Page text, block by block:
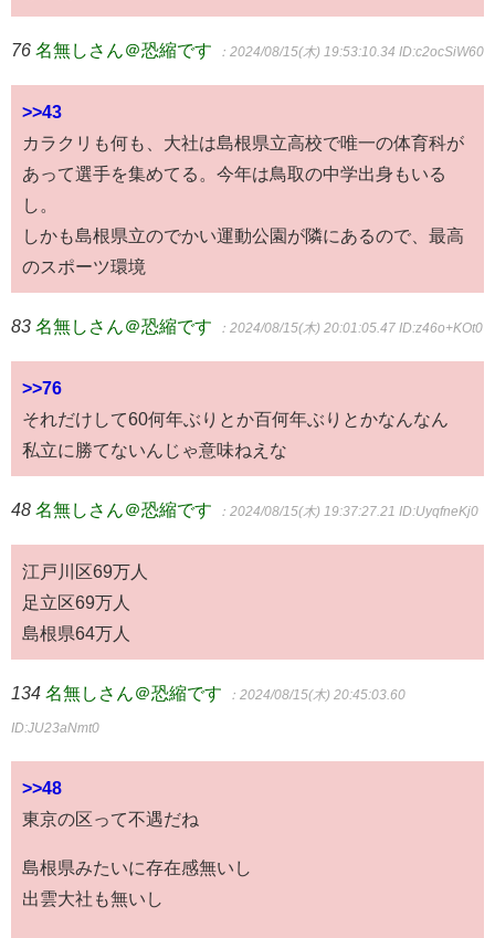
76 名無しさん＠恐縮です ：2024/08/15(木) 19:53:10.34 ID:c2ocSiW60
>>43
カラクリも何も、大社は島根県立高校で唯一の体育科が
あって選手を集めてる。今年は鳥取の中学出身もいる
し。
しかも島根県立のでかい運動公園が隣にあるので、最高
のスポーツ環境
83 名無しさん＠恐縮です ：2024/08/15(木) 20:01:05.47 ID:z46o+KOt0
>>76
それだけして60何年ぶりとか百何年ぶりとかなんなん
私立に勝てないんじゃ意味ねえな
48 名無しさん＠恐縮です ：2024/08/15(木) 19:37:27.21 ID:UyqfneKj0
江戸川区69万人
足立区69万人
島根県64万人
134 名無しさん＠恐縮です ：2024/08/15(木) 20:45:03.60
ID:JU23aNmt0
>>48
東京の区って不遇だね
島根県みたいに存在感無いし
出雲大社も無いし